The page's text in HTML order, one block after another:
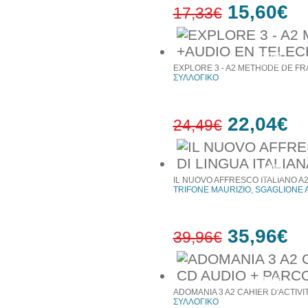
10%
έκπτωση
17,33€ 15,60€
10%
έκπτωση
EXPLORE 3 - A2 METHODE DE
ΣΥΛΛΟΓΙΚΟ
24,49€ 22,04€
10%
έκπτωση
IL NUOVO AFFRESCO ITALIANO
TRIFONE MAURIZIO, SGAGLIONE
39,96€ 35,96€
ADOMANIA 3 A2 CAHIER
ΣΥΛΛΟΓΙΚΟ